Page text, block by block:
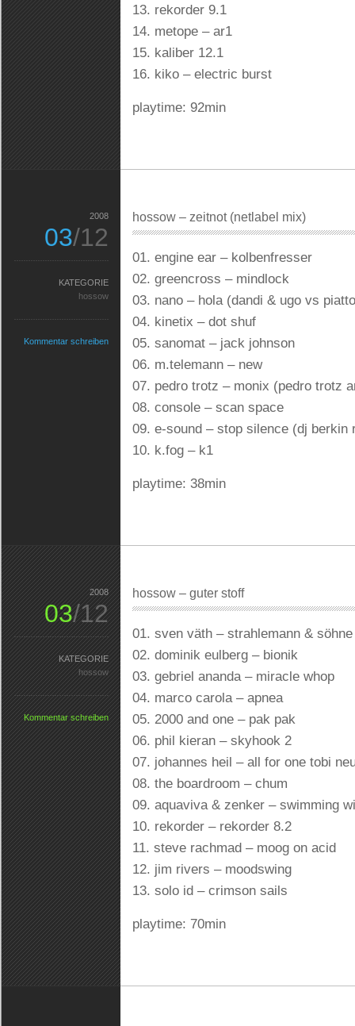
13. rekorder 9.1
14. metope – ar1
15. kaliber 12.1
16. kiko – electric burst
playtime: 92min
hossow – zeitnot (netlabel mix)
01. engine ear – kolbenfresser
02. greencross – mindlock
03. nano – hola (dandi & ugo vs
04. kinetix – dot shuf
05. sanomat – jack johnson
06. m.telemann – new
07. pedro trotz – monix (pedro trotz
08. console – scan space
09. e-sound – stop silence (dj berkin
10. k.fog – k1
playtime: 38min
2008
03/12
KATEGORIE
hossow
Kommentar schreiben
hossow – guter stoff
01. sven väth – strahlemann & söhne
02. dominik eulberg – bionik
03. gebriel ananda – miracle whop
04. marco carola – apnea
05. 2000 and one – pak pak
06. phil kieran – skyhook 2
07. johannes heil – all for one tobi
08. the boardroom – chum
09. aquaviva & zenker – swimming
10. rekorder – rekorder 8.2
11. steve rachmad – moog on acid
12. jim rivers – moodswing
13. solo id – crimson sails
playtime: 70min
2008
03/12
KATEGORIE
hossow
Kommentar schreiben